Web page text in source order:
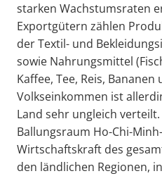
starken Wachstumsraten
Exportgütern zählen
der Textil- und
sowie Nahrungsmittel
Kaffee, Tee, Reis, Bananen
Volkseinkommen ist
Land sehr ungleich
Ballungsraum Ho-Chi-
Wirtschaftskraft des
den ländlichen Regionen,